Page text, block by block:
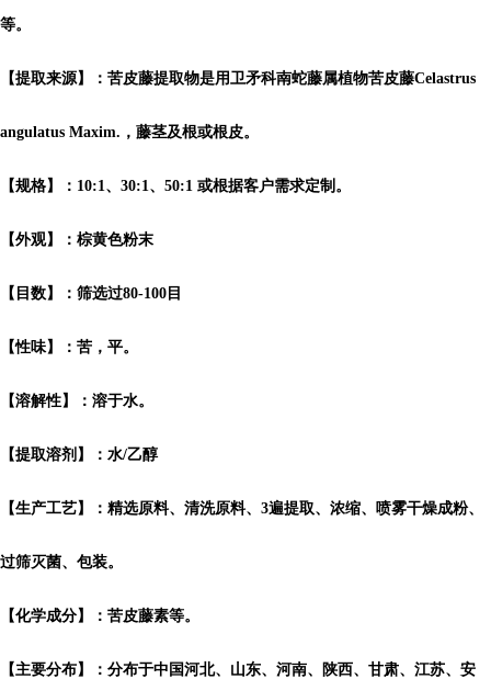
等。
【提取来源】：苦皮藤提取物是用卫矛科南蛇藤属植物苦皮藤Celastrus
angulatus Maxim.，藤茎及根或根皮。
【规格】：10:1、30:1、50:1 或根据客户需求定制。
【外观】：棕黄色粉末
【目数】：筛选过80-100目
【性味】：苦，平。
【溶解性】：溶于水。
【提取溶剂】：水/乙醇
【生产工艺】：精选原料、清洗原料、3遍提取、浓缩、喷雾干燥成粉、
过筛灭菌、包装。
【化学成分】：苦皮藤素等。
【主要分布】：分布于中国河北、山东、河南、陕西、甘肃、江苏、安